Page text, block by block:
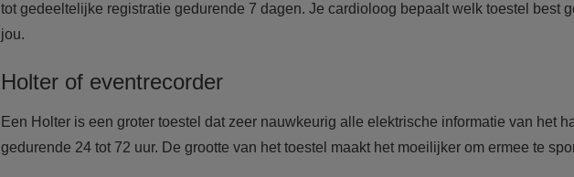
tot gedeeltelijke registratie gedurende 7 dagen. Je cardioloog bepaalt welk toestel best
jou.
Holter of eventrecorder
Een Holter is een groter toestel dat zeer nauwkeurig alle elektrische informatie van het
gedurende 24 tot 72 uur. De grootte van het toestel maakt het moeilijker om ermee te